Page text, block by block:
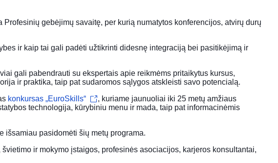
Profesinių gebėjimų savaitę, per kurią numatytos konferencijos, atvirų durų
ir kaip tai gali padėti užtikrinti didesnę integraciją bei pasitikėjimą ir
gali pabendrauti su ekspertais apie reikmėms pritaikytus kursus,
ir praktika, taip pat sudaromos sąlygos atskleisti savo potencialą.
konkursas „EuroSkills“
, kuriame jaunuoliai iki 25 metų amžiaus
technologija, kūrybiniu menu ir mada, taip pat informacinėmis
išsamiau pasidomėti šių metų programa.
ir mokymo įstaigos, profesinės asociacijos, karjeros konsultantai,